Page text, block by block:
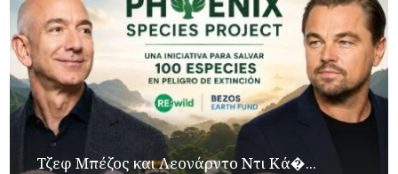
Τζεφ Μπέζος και Λεονάρντο Ντι Κά�...